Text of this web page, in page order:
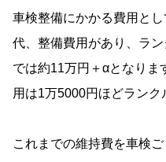
車検整備にかかる費用と
代、整備費用があり、ラ
では約11万円＋αとなりま
用は1万5000円ほどランク
これまでの維持費を車検